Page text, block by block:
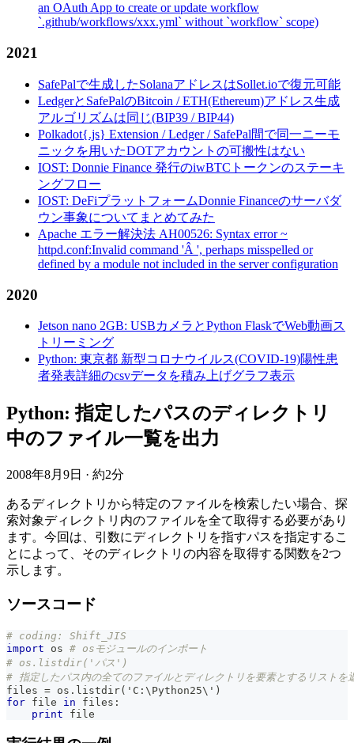
an OAuth App to create or update workflow
`.github/workflows/xxx.yml` without `workflow` scope)
2021
SafePalで生成したSolanaアドレスはSollet.ioで復元可能
LedgerとSafePalのBitcoin / ETH(Ethereum)アドレス生成
アルゴリズムは同じ(BIP39 / BIP44)
Polkadot{.js} Extension / Ledger / SafePal間で同一ニーモ
ニックを用いたDOTアカウントの可搬性はない
IOST: Donnie Finance 発行のiwBTCトークンのステーキ
ングフロー
IOST: DeFiプラットフォームDonnie Financeのサーバダ
ウン事象についてまとめてみた
Apache エラー解決法 AH00526: Syntax error ~
httpd.conf:Invalid command 'Â ', perhaps misspelled or
defined by a module not included in the server configuration
2020
Jetson nano 2GB: USBカメラとPython FlaskでWeb動画ス
トリーミング
Python: 東京都 新型コロナウイルス(COVID-19)陽性患
者発表詳細のcsvデータを積み上げグラフ表示
Python: 指定したパスのディレクトリ
中のファイル一覧を出力
2008年8月9日 · 約2分
あるディレクトリから特定のファイルを検索したい場合、探
索対象ディレクトリ内のファイルを全て取得する必要があり
ます。今回は、引数にディレクトリを指すパスを指定するこ
とによって、そのディレクトリの内容を取得する関数を2つ
示します。
ソースコード
# coding: Shift_JIS
import os # osモジュールのインポート
# os.listdir('パス')
# 指定したパス内の全てのファイルとディレクトリを要素とするリストを
files = os . listdir( 'C : \Python25\' )
for file in files :
print
file